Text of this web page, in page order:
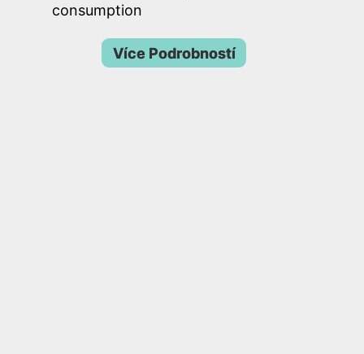
consumption
Více Podrobností